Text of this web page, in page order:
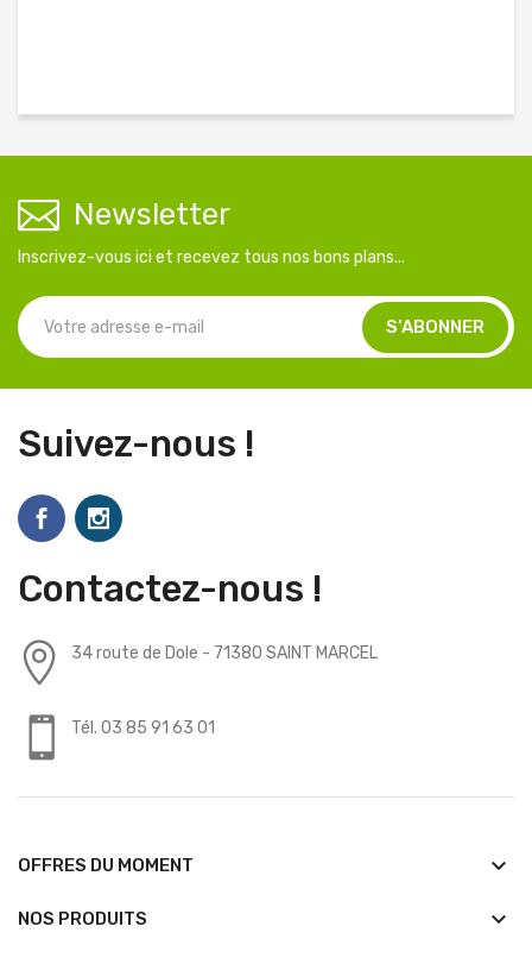
Newsletter
Inscrivez-vous ici et recevez tous nos bons plans...
Suivez-nous !
Contactez-nous !
34 route de Dole - 71380 SAINT MARCEL
Tél. 03 85 91 63 01
OFFRES DU MOMENT keyboard_arrow_down
NOS PRODUITS keyboard_arrow_down